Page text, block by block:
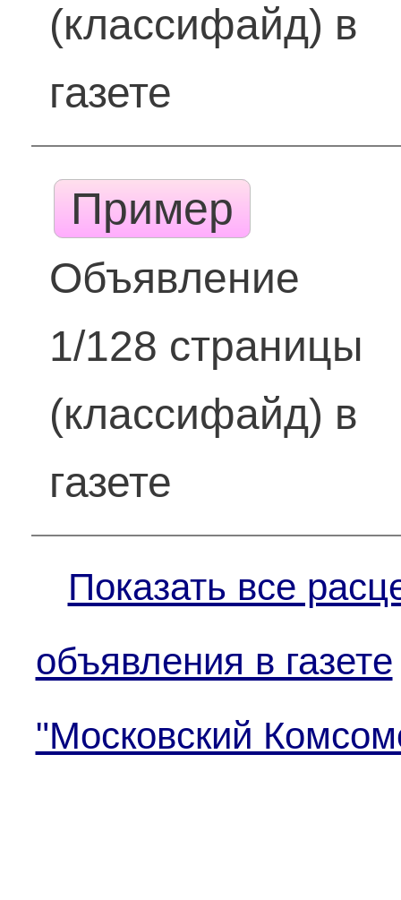
(классифайд) в
газете
Пример
Объявление
1/128 страницы
(классифайд) в
газете
Показать все
объявления в газете
"Московский